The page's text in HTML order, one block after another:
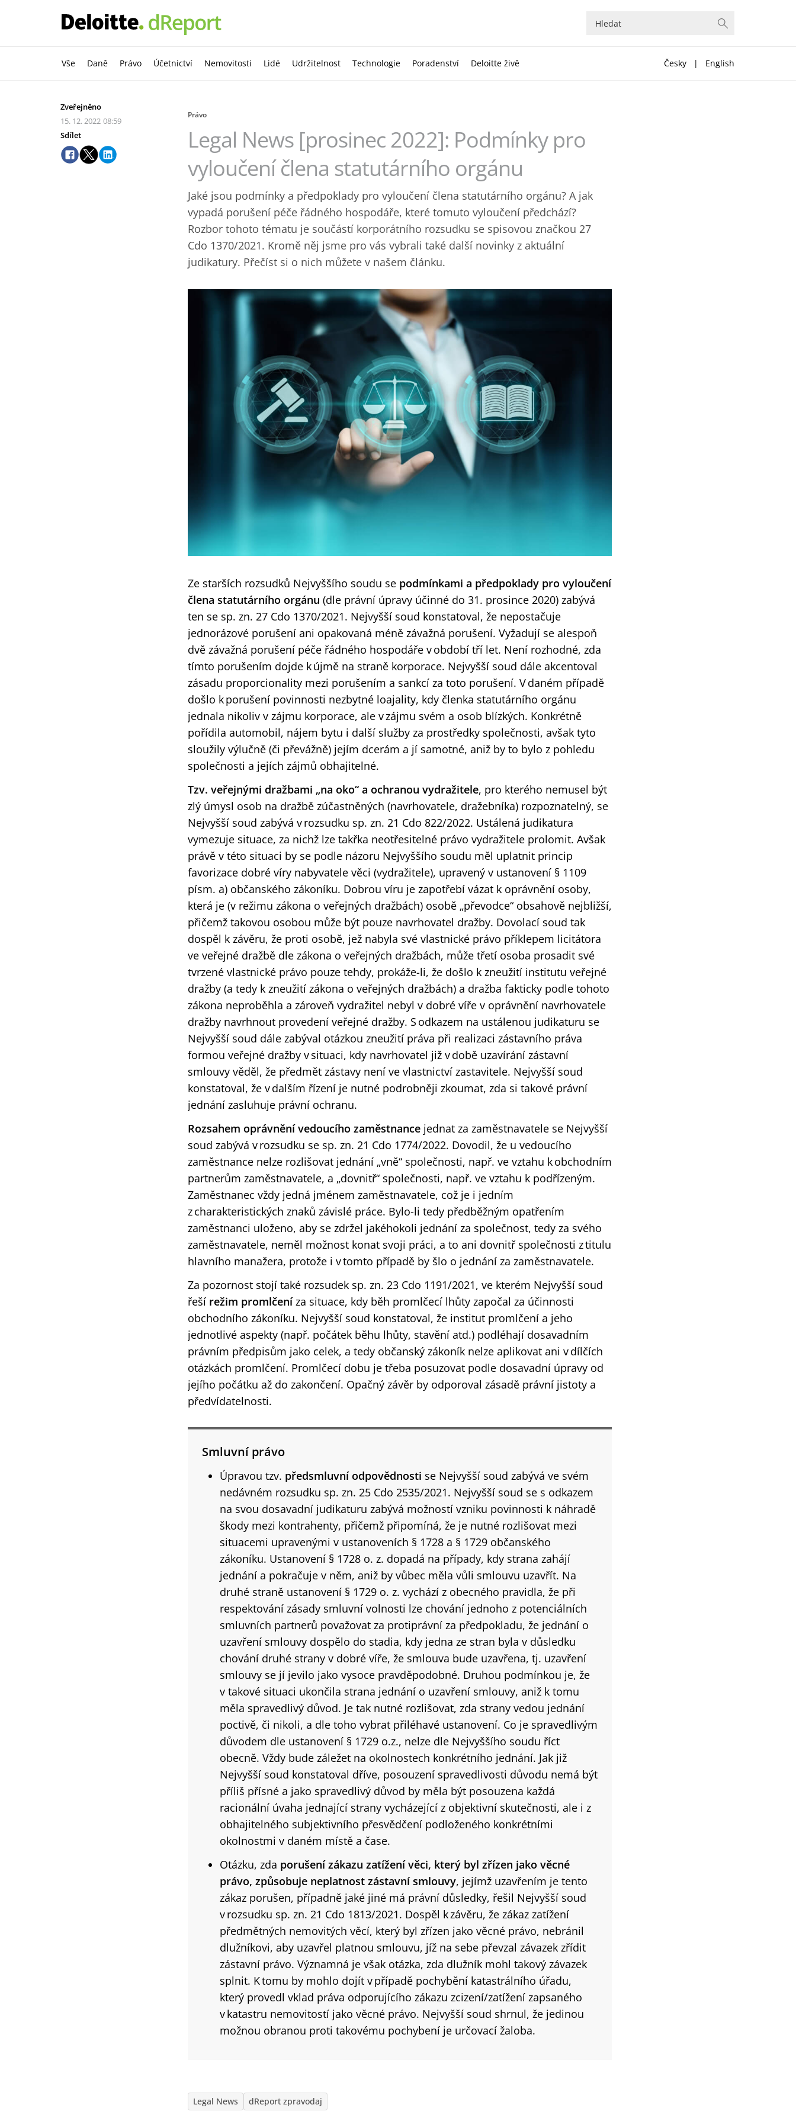
Vše Daně Právo Účetnictví Nemovitosti Lidé Udržitelnost Technologie Poradenství Deloitte živě Česky | English
Zveřejněno
15. 12. 2022 08:59
Sdílet
Právo
Legal News [prosinec 2022]: Podmínky pro
vyloučení člena statutárního orgánu
Jaké jsou podmínky a předpoklady pro vyloučení člena statutárního orgánu? A jak
vypadá porušení péče řádného hospodáře, které tomuto vyloučení předchází?
Rozbor tohoto tématu je součástí korporátního rozsudku se spisovou značkou 27
Cdo 1370/2021. Kromě něj jsme pro vás vybrali také další novinky z aktuální
judikatury. Přečíst si o nich můžete v našem článku.
Ze starších rozsudků Nejvyššího soudu se podmínkami a předpoklady pro vyloučení
člena statutárního orgánu (dle právní úpravy účinné do 31. prosince 2020) zabývá
ten se sp. zn. 27 Cdo 1370/2021. Nejvyšší soud konstatoval, že nepostačuje
jednorázové porušení ani opakovaná méně závažná porušení. Vyžadují se alespoň
dvě závažná porušení péče řádného hospodáře v období tří let. Není rozhodné, zda
tímto porušením dojde k újmě na straně korporace. Nejvyšší soud dále akcentoval
zásadu proporcionality mezi porušením a sankcí za toto porušení. V daném případě
došlo k porušení povinnosti nezbytné loajality, kdy členka statutárního orgánu
jednala nikoliv v zájmu korporace, ale v zájmu svém a osob blízkých. Konkrétně
pořídila automobil, nájem bytu i další služby za prostředky společnosti, avšak tyto
sloužily výlučně (či převážně) jejím dcerám a jí samotné, aniž by to bylo z pohledu
společnosti a jejích zájmů obhajitelné.
Tzv. veřejnými dražbami „na oko“ a ochranou vydražitele, pro kterého nemusel být
zlý úmysl osob na dražbě zúčastněných (navrhovatele, dražebníka) rozpoznatelný, se
Nejvyšší soud zabývá v rozsudku sp. zn. 21 Cdo 822/2022. Ustálená judikatura
vymezuje situace, za nichž lze takřka neotřesitelné právo vydražitele prolomit. Avšak
právě v této situaci by se podle názoru Nejvyššího soudu měl uplatnit princip
favorizace dobré víry nabyvatele věci (vydražitele), upravený v ustanovení § 1109
písm. a) občanského zákoníku. Dobrou víru je zapotřebí vázat k oprávnění osoby,
která je (v režimu zákona o veřejných dražbách) osobě „převodce“ obsahově nejbližší,
přičemž takovou osobou může být pouze navrhovatel dražby. Dovolací soud tak
dospěl k závěru, že proti osobě, jež nabyla své vlastnické právo příklepem licitátora
ve veřejné dražbě dle zákona o veřejných dražbách, může třetí osoba prosadit své
tvrzené vlastnické právo pouze tehdy, prokáže-li, že došlo k zneužití institutu veřejné
dražby (a tedy k zneužití zákona o veřejných dražbách) a dražba fakticky podle tohoto
zákona neproběhla a zároveň vydražitel nebyl v dobré víře v oprávnění navrhovatele
dražby navrhnout provedení veřejné dražby. S odkazem na ustálenou judikaturu se
Nejvyšší soud dále zabýval otázkou zneužití práva při realizaci zástavního práva
formou veřejné dražby v situaci, kdy navrhovatel již v době uzavírání zástavní
smlouvy věděl, že předmět zástavy není ve vlastnictví zastavitele. Nejvyšší soud
konstatoval, že v dalším řízení je nutné podrobněji zkoumat, zda si takové právní
jednání zasluhuje právní ochranu.
Rozsahem oprávnění vedoucího zaměstnance jednat za zaměstnavatele se Nejvyšší
soud zabývá vrozsudku se sp. zn. 21 Cdo 1774/2022. Dovodil, že u vedoucího
zaměstnance nelze rozlišovat jednání „vně“ společnosti, např. ve vztahu k obchodním
partnerům zaměstnavatele, a „dovnitř“ společnosti, např. ve vztahu k podřízeným.
Zaměstnanec vždy jedná jménem zaměstnavatele, což je i jedním
z charakteristických znaků závislé práce. Bylo-li tedy předběžným opatřením
zaměstnanci uloženo, aby se zdržel jakéhokoli jednání za společnost, tedy za svého
zaměstnavatele, neměl možnost konat svoji práci, a to ani dovnitř společnosti z titulu
hlavního manažera, protože i v tomto případě by šlo o jednání za zaměstnavatele.
Za pozornost stojí také rozsudek sp. zn. 23 Cdo 1191/2021, ve kterém Nejvyšší soud
řeší režim promlčeníza situace, kdy běh promlčecí lhůty započal za účinnosti
obchodního zákoníku. Nejvyšší soud konstatoval, že institut promlčení a jeho
jednotlivé aspekty (např. počátek běhu lhůty, stavění atd.) podléhají dosavadním
právním předpisům jako celek, a tedy občanský zákoník nelze aplikovat ani v dílčích
otázkách promlčení. Promlčecí dobu je třeba posuzovat podle dosavadní úpravy od
jejího počátku až do zakončení. Opačný závěr by odporoval zásadě právní jistoty a
předvídatelnosti.
Smluvní právo
Úpravou tzv. předsmluvní odpovědnosti se Nejvyšší soud zabývá ve svém
nedávném rozsudku sp. zn. 25 Cdo 2535/2021. Nejvyšší soud se s odkazem
na svou dosavadní judikaturu zabývá možností vzniku povinnosti k náhradě
škody mezi kontrahenty, přičemž připomíná, že je nutné rozlišovat mezi
situacemi upravenými v ustanoveních § 1728 a § 1729 občanského
zákoníku. Ustanovení § 1728 o. z. dopadá na případy, kdy strana zahájí
jednání a pokračuje v něm, aniž by vůbec měla vůli smlouvu uzavřít. Na
druhé straně ustanovení § 1729 o. z. vychází z obecného pravidla, že při
respektování zásady smluvní volnosti lze chování jednoho z potenciálních
smluvních partnerů považovat za protiprávní za předpokladu, že jednání o
uzavření smlouvy dospělo do stadia, kdy jedna ze stran byla v důsledku
chování druhé strany v dobré víře, že smlouva bude uzavřena, tj. uzavření
smlouvy se jí jevilo jako vysoce pravděpodobné. Druhou podmínkou je, že
v takové situaci ukončila strana jednání o uzavření smlouvy, aniž k tomu
měla spravedlivý důvod. Je tak nutné rozlišovat, zda strany vedou jednání
poctivě, či nikoli, a dle toho vybrat přiléhavé ustanovení. Co je spravedlivým
důvodem dle ustanovení § 1729 o.z., nelze dle Nejvyššího soudu říct
obecně. Vždy bude záležet na okolnostech konkrétního jednání. Jak již
Nejvyšší soud konstatoval dříve, posouzení spravedlivosti důvodu nemá být
příliš přísné a jako spravedlivý důvod by měla být posouzena každá
racionální úvaha jednající strany vycházející z objektivní skutečnosti, ale i z
obhajitelného subjektivního přesvědčení podloženého konkrétními
okolnostmi v daném místě a čase.
Otázku, zda porušenízákazu zatížení věci, který byl zřízen jako věcné
právo, způsobuje neplatnost zástavní smlouvy, jejímž uzavřením je tento
zákaz porušen, případně jaké jiné má právní důsledky, řešil Nejvyšší soud
v rozsudku sp. zn. 21 Cdo 1813/2021. Dospěl k závěru, že zákaz zatížení
předmětných nemovitých věcí, který byl zřízen jako věcné právo, nebránil
dlužníkovi, aby uzavřel platnou smlouvu, jíž na sebe převzal závazek zřídit
zástavní právo. Významná je však otázka, zda dlužník mohl takový závazek
splnit. K tomu by mohlo dojít v případě pochybění katastrálního úřadu,
který provedl vklad práva odporujícího zákazu zcizení/zatížení zapsaného
v katastru nemovitostí jako věcné právo. Nejvyšší soud shrnul, že jedinou
možnou obranou proti takovému pochybení je určovací žaloba.
Legal News dReport zpravodaj